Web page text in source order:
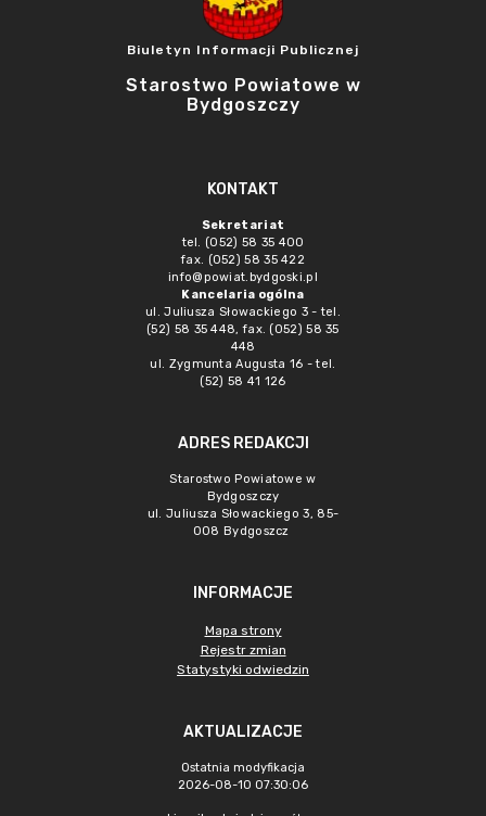
Biuletyn Informacji Publicznej
Starostwo Powiatowe w
Bydgoszczy
KONTAKT
Sekretariat
tel. (052) 58 35 400
fax. (052) 58 35 422
info@powiat.bydgoski.pl
Kancelaria ogólna
ul. Juliusza Słowackiego 3 - tel.
(52) 58 35 448, fax. (052) 58 35
448
ul. Zygmunta Augusta 16 - tel.
(52) 58 41 126
ADRES REDAKCJI
Starostwo Powiatowe w
Bydgoszczy
ul. Juliusza Słowackiego 3, 85-
008 Bydgoszcz
INFORMACJE
Mapa strony
Rejestr zmian
Statystyki odwiedzin
AKTUALIZACJE
Ostatnia modyfikacja
2026-08-10 07:30:06